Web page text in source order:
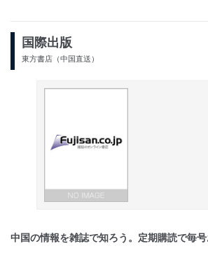
国際出版
東方書店（中国直送）
中国の情報を雑誌で知ろう。定期購読で毎号